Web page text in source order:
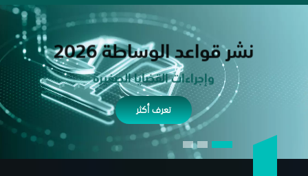
نشر قواعد الوساطة 2026
وإجراءات القضايا الصغيرة
تعرف أكثر